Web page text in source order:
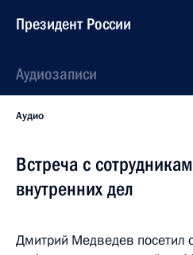
Президент России
Аудиозаписи
Аудио
Встреча с
внутренних дел
Дмитрий Медведев посетил